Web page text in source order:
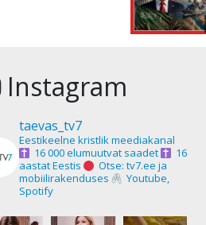
Instagram
taevas_tv7
Eestikeelne kristlik meediakanal
16 000 elumuutvat saadet
16
aastat Eestis
Otse: tv7.ee ja
mobiilirakenduses
Youtube,
Spotify